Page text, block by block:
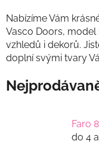
Nabízíme Vám
Vasco Doors, model
vzhledů i dekorů.
doplní svými tvary
Faro 8
do 4